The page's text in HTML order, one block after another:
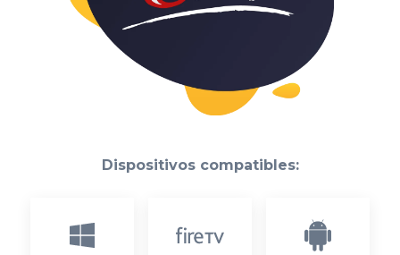
Dispositivos compatibles: